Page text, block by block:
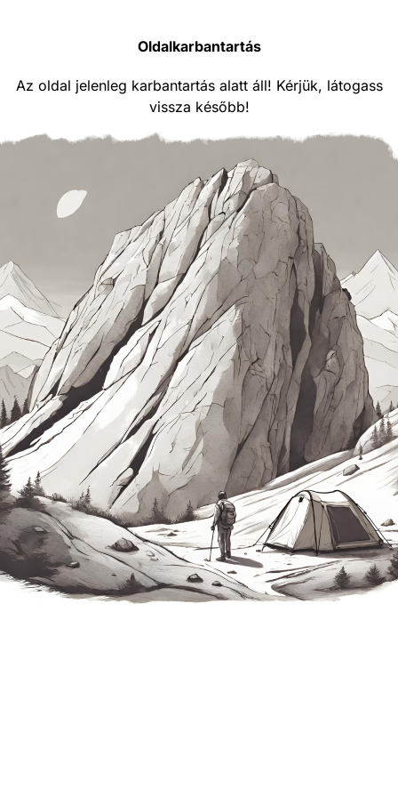
Oldalkarbantartás
Az oldal jelenleg karbantartás alatt áll! Kérjük, látogass
vissza később!